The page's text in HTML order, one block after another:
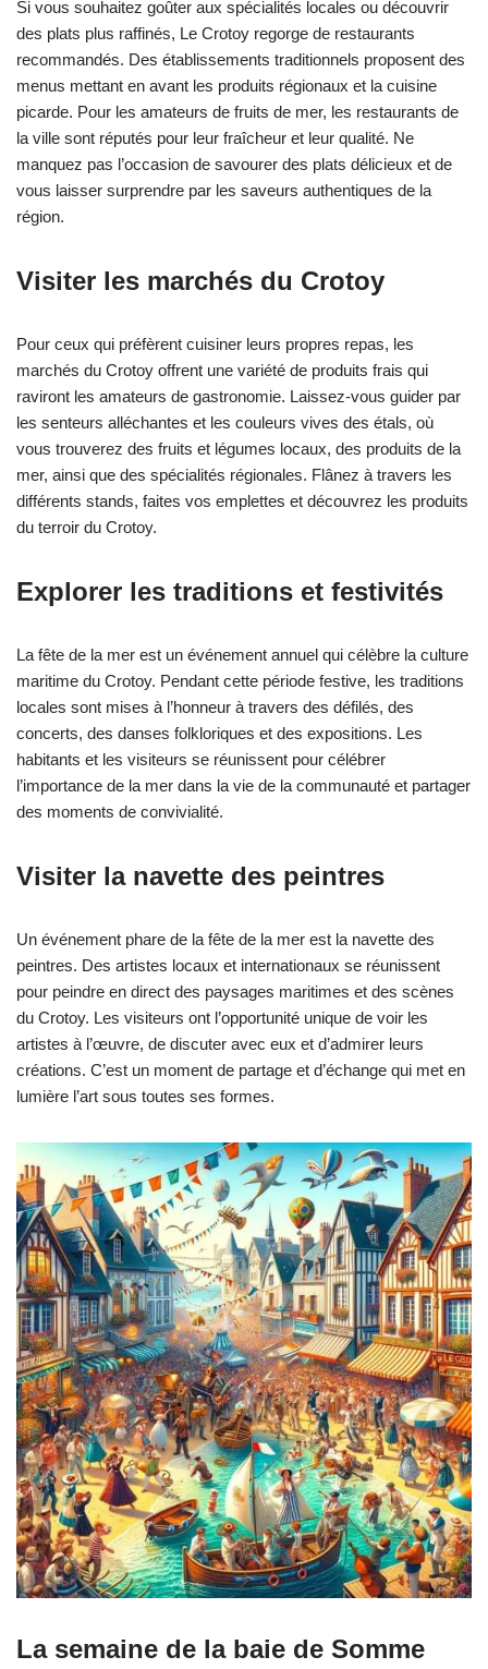
Si vous souhaitez goûter aux spécialités locales ou découvrir
des plats plus raffinés, Le Crotoy regorge de restaurants
recommandés. Des établissements traditionnels proposent des
menus mettant en avant les produits régionaux et la cuisine
picarde. Pour les amateurs de fruits de mer, les restaurants de
la ville sont réputés pour leur fraîcheur et leur qualité. Ne
manquez pas l’occasion de savourer des plats délicieux et de
vous laisser surprendre par les saveurs authentiques de la
région.
Visiter les marchés du Crotoy
Pour ceux qui préfèrent cuisiner leurs propres repas, les
marchés du Crotoy offrent une variété de produits frais qui
raviront les amateurs de gastronomie. Laissez-vous guider par
les senteurs alléchantes et les couleurs vives des étals, où
vous trouverez des fruits et légumes locaux, des produits de la
mer, ainsi que des spécialités régionales. Flânez à travers les
différents stands, faites vos emplettes et découvrez les produits
du terroir du Crotoy.
Explorer les traditions et festivités
La fête de la mer est un événement annuel qui célèbre la culture
maritime du Crotoy. Pendant cette période festive, les traditions
locales sont mises à l’honneur à travers des défilés, des
concerts, des danses folkloriques et des expositions. Les
habitants et les visiteurs se réunissent pour célébrer
l’importance de la mer dans la vie de la communauté et partager
des moments de convivialité.
Visiter la navette des peintres
Un événement phare de la fête de la mer est la navette des
peintres. Des artistes locaux et internationaux se réunissent
pour peindre en direct des paysages maritimes et des scènes
du Crotoy. Les visiteurs ont l’opportunité unique de voir les
artistes à l’œuvre, de discuter avec eux et d’admirer leurs
créations. C’est un moment de partage et d’échange qui met en
lumière l’art sous toutes ses formes.
La semaine de la baie de Somme